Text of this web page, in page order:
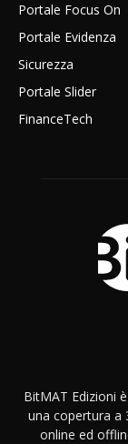
Portale Focus On
Portale Evidenza
Sicurezza
Portale Slider
FinanceTech
BitMAT Edizioni
una copertura a
online ed